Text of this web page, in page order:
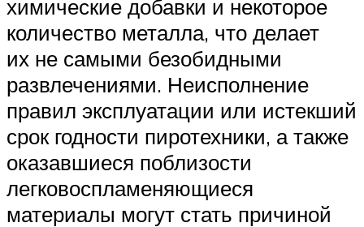
химические добавки и некоторое
количество металла, что делает
их не самыми безобидными
развлечениями. Неисполнение
правил эксплуатации или истекший
срок годности пиротехники, а также
оказавшиеся поблизости
легковоспламеняющиеся
материалы могут стать причиной